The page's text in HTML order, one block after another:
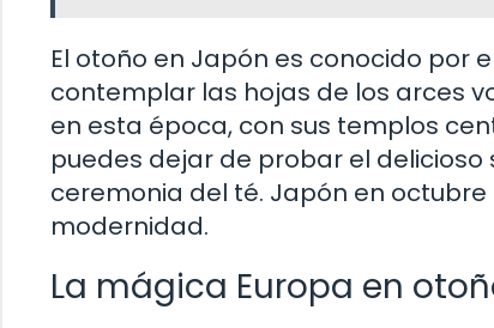
El otoño en Japón es conocido por
contemplar las hojas de los arces
en esta época, con sus templos
puedes dejar de probar el
ceremonia del té. Japón en
modernidad.
La mágica Europa en